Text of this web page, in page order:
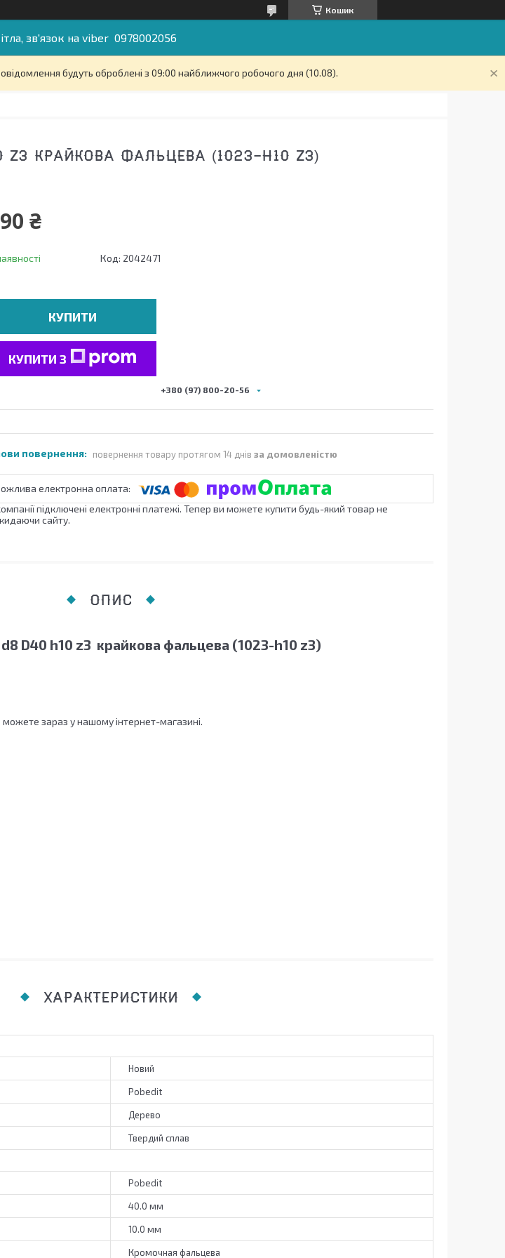
Кошик
зв'язок на viber 0978002056
будуть оброблені з 09:00 найближчого робочого дня (10.08).
Z3 КРАЙКОВА ФАЛЬЦЕВА (1023-H10 Z3)
₴
Код: 2042471
КУПИТИ
КУПИТИ З
+380 (97) 800-20-56
повернення товару протягом 14 днів за домовленістю
підключені електронні платежі. Тепер ви можете купити будь-який товар не
сайту.
ОПИС
D40 h10 z3 крайкова фальцева (1023-h10 z3)
зараз у нашому інтернет-магазині.
ХАРАКТЕРИСТИКИ
Новий
Pobedit
Дерево
Твердий сплав
Pobedit
40.0 мм
10.0 мм
Кромочная фальцева